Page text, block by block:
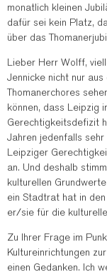
monatlich kleinen
dafür sei kein Platz,
über das
Lieber Herr Wolff,
Jennicke nicht nur
Thomanerchores
können, dass Leipzig
Gerechtigkeitsdefizit
Jahren jedenfalls
Leipziger
an. Und deshalb
kulturellen
ein Stadtrat hat in
er/sie für die
Zu Ihrer Frage im
Kultureinrichtungen
einen Gedanken. Ich